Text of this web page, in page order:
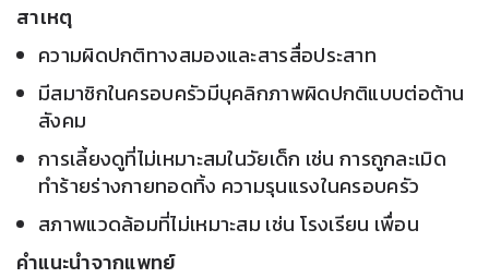
สาเหตุ
ความผิดปกติทางสมองและสารสื่อประสาท
มีสมาชิกในครอบครัวมีบุคลิกภาพผิดปกติแบบต่อต้าน
สังคม
การเลี้ยงดูที่ไม่เหมาะสมในวัยเด็ก เช่น การถูกละเมิด
ทำร้ายร่างกายทอดทิ้ง ความรุนแรงในครอบครัว
สภาพแวดล้อมที่ไม่เหมาะสม เช่น โรงเรียน เพื่อน
คำแนะนำจากแพทย์